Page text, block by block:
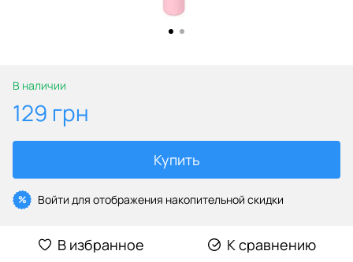
В наличии
129 грн
Купить
% Войти для отображения накопительной скидки
В избранное К сравнению